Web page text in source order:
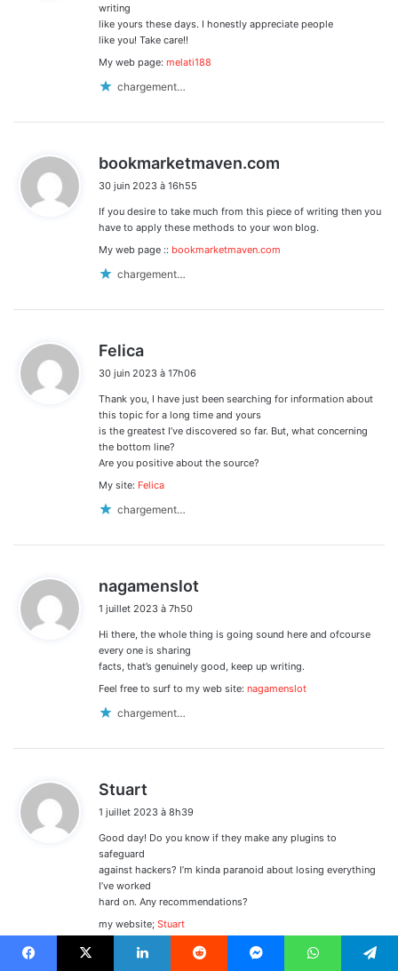
writing
like yours these days. I honestly appreciate people
like you! Take care!!
My web page: melati188
chargement…
bookmarketmaven.com
:
30 juin 2023 à 16h55
If you desire to take much from this piece of writing then you
have to apply these methods to your won blog.
My web page :: bookmarketmaven.com
chargement…
Felica
t
:
30 juin 2023 à 17h06
Thank you, I have just been searching for information about
this topic for a long time and yours
is the greatest I’ve discovered so far. But, what concerning
the bottom line?
Are you positive about the source?
My site: Felica
chargement…
nagamenslot
1 juillet 2023 à 7h50
Hi there, the whole thing is going sound here and ofcourse
every one is sharing
facts, that’s genuinely good, keep up writing.
Feel free to surf to my web site: nagamenslot
chargement…
Stuart
t
1 juillet 2023 à 8h39
Good day! Do you know if they make any plugins to
safeguard
against hackers? I’m kinda paranoid about losing everything
I’ve worked
hard on. Any recommendations?
my website; Stuart
chargement…